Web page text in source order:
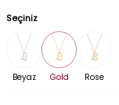
Seçiniz
Beyaz Gold Rose